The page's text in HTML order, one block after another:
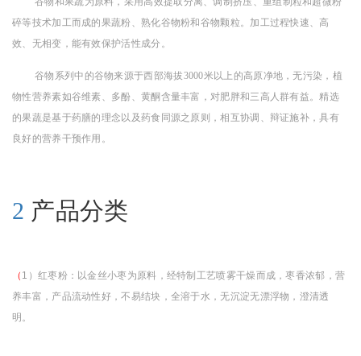
碎等技术加工而成的果蔬粉、熟化谷物粉和谷物颗粒。加工过程快速、高
效、无相变，能有效保护活性成分。
谷物系列中的谷物来源于西部海拔3000米以上的高原净地，无污染，植
物性营养素如谷维素、多酚、黄酮含量丰富，对肥胖和三高人群有益。精选
的果蔬是基于药膳的理念以及药食同源之原则，相互协调、辩证施补，具有
良好的营养干预作用。
2 产品分类
（ 1 ）红枣粉：以金丝小枣为原料，经特制工艺喷雾干燥而成，枣香浓郁，营
养丰富，产品流动性好，不易结块，全溶于水，无沉淀无漂浮物，澄清透
明。